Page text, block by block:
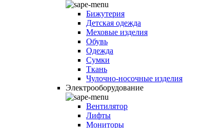
Бижутерия
Детская одежда
Меховые изделия
Обувь
Одежда
Сумки
Ткань
Чулочно-носочные изделия
Электрооборудование
Вентилятор
Лифты
Мониторы